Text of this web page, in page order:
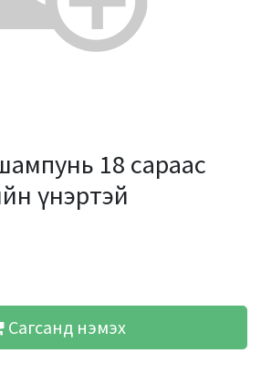
шампунь 18 сараас
үнэртэй
Сагсанд нэмэх